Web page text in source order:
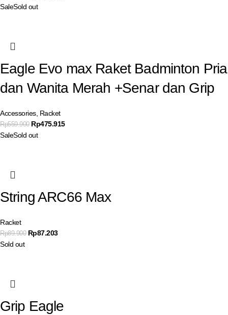
SaleSold out
Eagle Evo max Raket Badminton Pria
dan Wanita Merah +Senar dan Grip
Accessories, Racket
Rp559.900 Rp475.915
SaleSold out
String ARC66 Max
Racket
Rp89.900 Rp87.203
Sold out
Grip Eagle